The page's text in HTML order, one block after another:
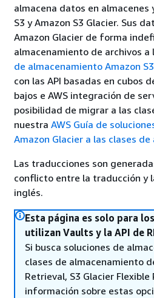
almacena datos en
S3 y Amazon S3 Glacier. Sus
Amazon Glacier de forma
almacenamiento de archivos a
de almacenamiento Amazon
con las API basadas en cubos
bajos e AWS integración de
posibilidad de migrar a las
nuestra AWS Guía de
Amazon Glacier a las clases
Las traducciones son
conflicto entre la traducción y
inglés.
Esta página es solo para
utilizan Vaults y la API de
Si busca soluciones de
clases de almacenamiento
Retrieval, S3 Glacier
información sobre estas